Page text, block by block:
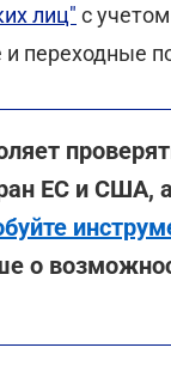
лиц" с
переходные
ЕС и США,
о